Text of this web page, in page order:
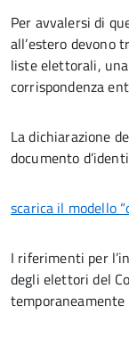
Per avvalersi di
all’estero devono
liste elettorali, una
corrispondenza
La dichiarazione
documento
scarica il modello
I riferimenti per
degli elettori del